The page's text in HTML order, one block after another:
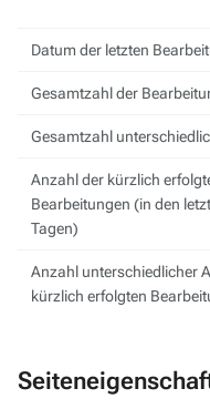
Datum der letzten
Gesamtzahl der
Gesamtzahl
Anzahl der kürzlich
Bearbeitungen (in den
Tagen)
Anzahl unterschiedlicher
kürzlich erfolgten